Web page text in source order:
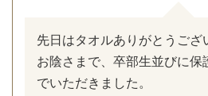
先日はタオルありがとうござ
お陰さまで、卒部生並びに保
でいただきました。